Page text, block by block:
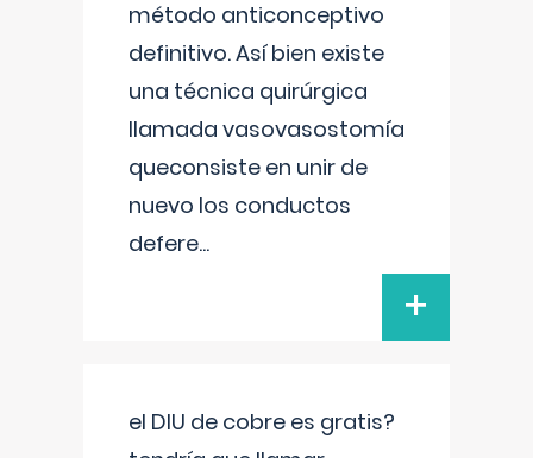
método anticonceptivo
definitivo. Así bien existe
una técnica quirúrgica
llamada vasovasostomía
queconsiste en unir de
nuevo los conductos
defere...
+
el DIU de cobre es gratis?